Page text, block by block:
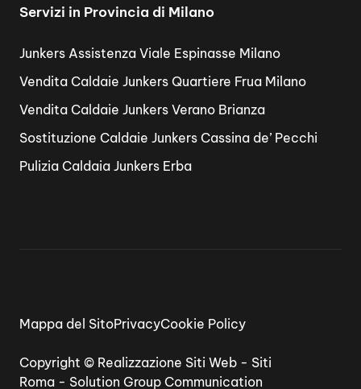
Servizi in Provincia di Milano
Junkers Assistenza Viale Espinasse Milano
Vendita Caldaie Junkers Quartiere Frua Milano
Vendita Caldaie Junkers Verano Brianza
Sostituzione Caldaie Junkers Cassina de’ Pecchi
Pulizia Caldaia Junkers Erba
Copyright © Realizzazione Siti Web - Siti
Roma - Solution Group Communication
Mappa del SitoPrivacyCookie Policy